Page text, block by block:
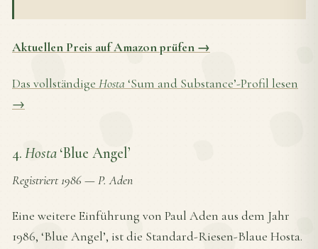
Aktuellen Preis auf Amazon prüfen →
Das vollständige Hosta ‘Sum and Substance’-Profil lesen
→
4.Hosta‘Blue Angel’
Registriert 1986—P. Aden
Eine weitere Einführung von Paul Aden aus dem Jahr
1986, ‘Blue Angel’, ist die Standard-Riesen-Blaue Hosta.